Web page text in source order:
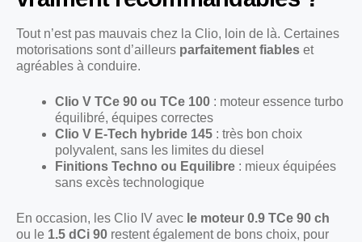
Tout n’est pas mauvais chez la Clio, loin de là. Certaines
motorisations sont d’ailleurs parfaitement fiables et
agréables à conduire.
Clio V TCe 90 ou TCe 100 : moteur essence turbo
équilibré, équipes correctes
Clio V E-Tech hybride 145 : très bon choix
polyvalent, sans les limites du diesel
Finitions Techno ou Equilibre : mieux équipées
sans excès technologique
En occasion, les Clio IV avec le moteur 0.9 TCe 90 ch
ou le 1.5 dCi 90 restent également de bons choix, pour